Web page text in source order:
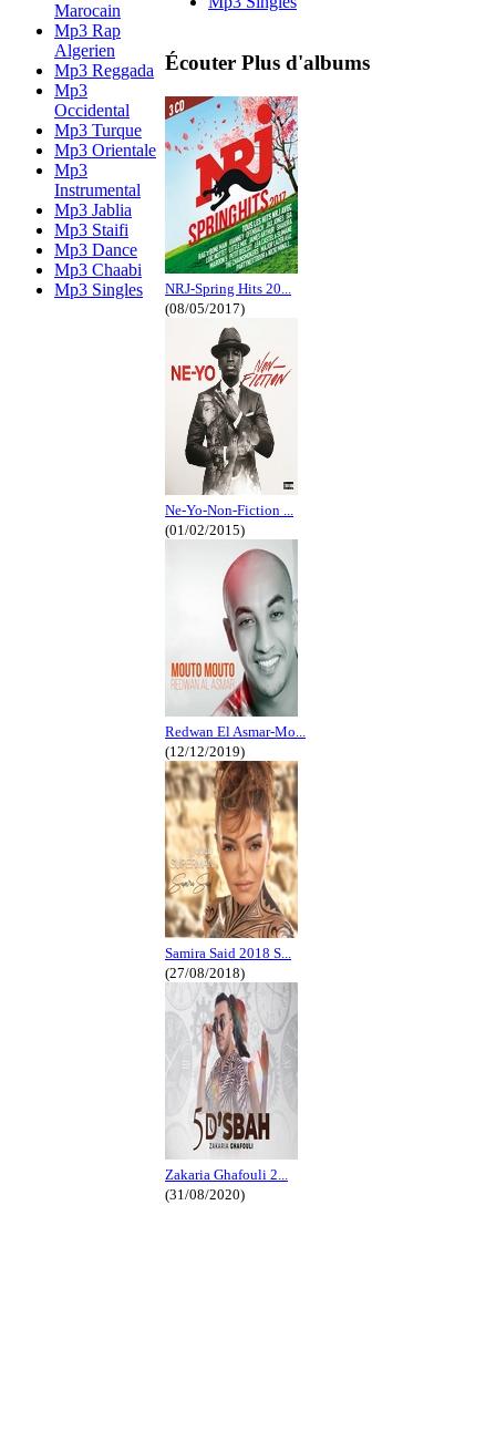
Marocain
Mp3 Rap
Algerien
Mp3 Reggada
Mp3
Occidental
Mp3 Turque
Mp3 Orientale
Mp3
Instrumental
Mp3 Jablia
Mp3 Staifi
Mp3 Dance
Mp3 Chaabi
Mp3 Singles
Écouter Plus d'albums
NRJ-Spring Hits 20...
(08/05/2017)
Ne-Yo-Non-Fiction ...
(01/02/2015)
Redwan El Asmar-Mo...
(12/12/2019)
Samira Said 2018 S...
(27/08/2018)
Zakaria Ghafouli 2...
(31/08/2020)